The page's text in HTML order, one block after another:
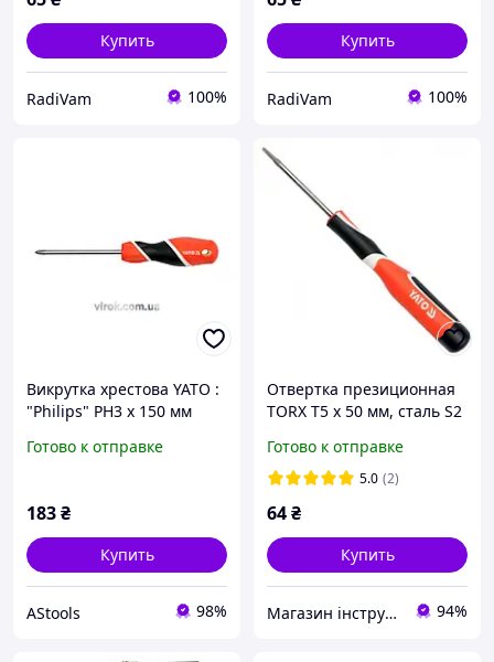
Купить
RadiVam 100%
Купить
RadiVam 100%
Викрутка хрестова YATO :
"Philips" PH3 х 150 мм
Готово к отправке
183₴
Купить
AStools 98%
Отвертка презиционная
TORX T5 х 50 мм, сталь S2
Готово к отправке
5.0 (2)
64₴
Купить
Магазин інструменту MATRIX 94%